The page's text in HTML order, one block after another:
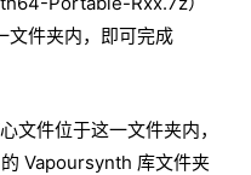
文件夹内，即可完成
文件位于这一文件夹内，
Vapoursynth 库文件夹